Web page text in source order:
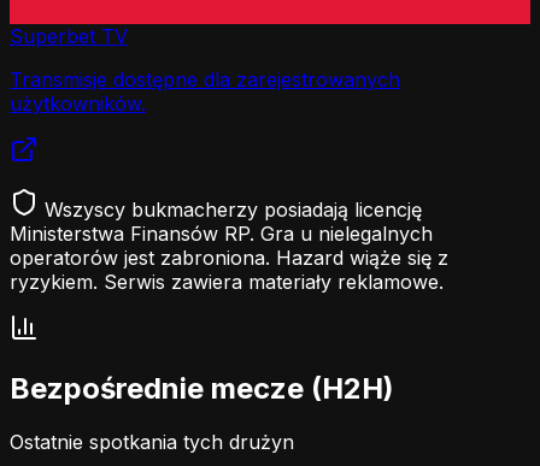
Superbet TV
Transmisje dostępne dla zarejestrowanych
użytkowników.
Wszyscy bukmacherzy posiadają licencję
Ministerstwa Finansów RP. Gra u nielegalnych
operatorów jest zabroniona. Hazard wiąże się z
ryzykiem. Serwis zawiera materiały reklamowe.
Bezpośrednie mecze (H2H)
Ostatnie spotkania tych drużyn